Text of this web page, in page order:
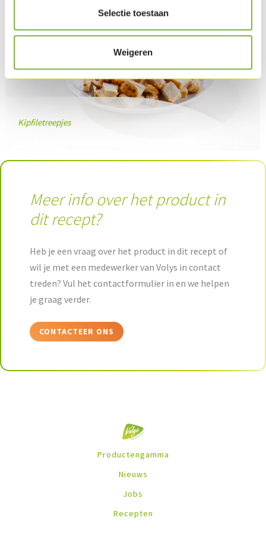
Selectie toestaan
Weigeren
Kipfiletreepjes
Meer info over het product in
dit recept?
Heb je een vraag over het product in dit recept of
wil je met een medewerker van Volys in contact
treden? Vul het contactformulier in en we helpen
je graag verder.
CONTACTEER ONS
Productengamma
Nieuws
Jobs
Recepten